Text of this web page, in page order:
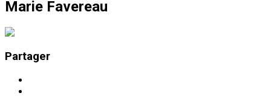
Marie Favereau
Partager